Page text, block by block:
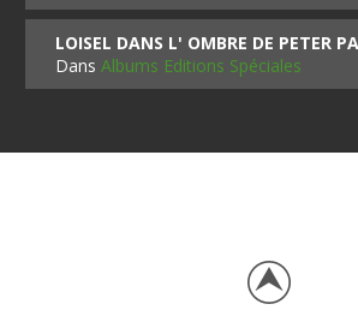
LOISEL DANS L' OMBRE DE PETER
DansAlbums Editions Spéciales